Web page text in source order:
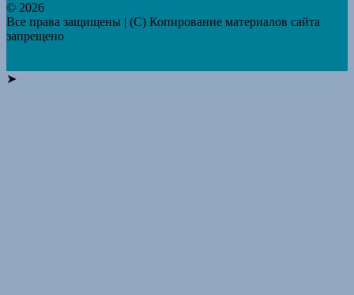
© 2026
Все права защищены | (C) Копирование материалов сайта
запрещено
➤